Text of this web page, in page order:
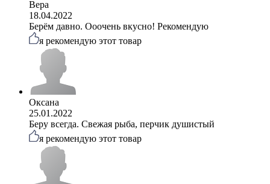
Вера
18.04.2022
Берём давно. Ооочень вкусно! Рекомендую
я рекомендую этот товар
Оксана
25.01.2022
Беру всегда. Свежая рыба, перчик душистый
я рекомендую этот товар